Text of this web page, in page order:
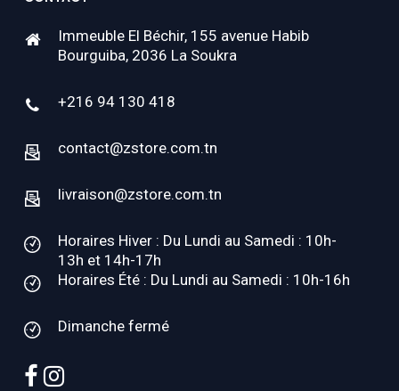
Immeuble El Béchir, 155 avenue Habib
Bourguiba, 2036 La Soukra
+216 94 130 418
contact@zstore.com.tn
livraison@zstore.com.tn
Horaires Hiver : Du Lundi au Samedi : 10h-
13h et 14h-17h
Horaires Été : Du Lundi au Samedi : 10h-16h
Dimanche fermé
facebook
instagram